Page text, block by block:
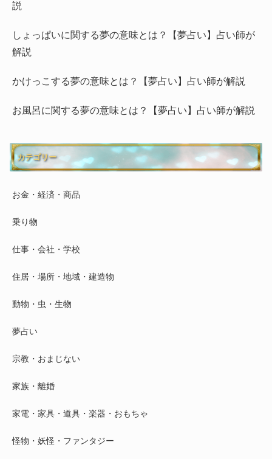
説
しょっぱいに関する夢の意味とは？【夢占い】占い師が
解説
かけっこする夢の意味とは？【夢占い】占い師が解説
お風呂に関する夢の意味とは？【夢占い】占い師が解説
カテゴリー
お金・経済・商品
乗り物
仕事・会社・学校
住居・場所・地域・建造物
動物・虫・生物
夢占い
宗教・おまじない
家族・離婚
家電・家具・道具・楽器・おもちゃ
怪物・妖怪・ファンタジー